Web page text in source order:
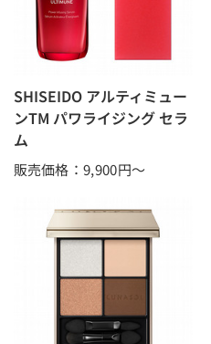
SHISEIDO アルティミュー
ンTM パワライジング セラ
ム
販売価格：9,900円～